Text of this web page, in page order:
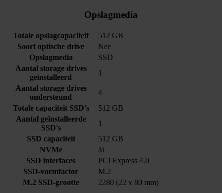
Opslagmedia
Totale opslagcapaciteit
512 GB
Soort optische drive
Nee
Opslagmedia
SSD
Aantal storage drives
geïnstalleerd
1
Aantal storage drives
ondersteund
4
Totale capaciteit SSD's
512 GB
Aantal geïnstalleerde
SSD's
1
SSD capaciteit
512 GB
NVMe
Ja
SSD interfaces
PCI Express 4.0
SSD-vormfactor
M.2
M.2 SSD-grootte
2280 (22 x 80 mm)